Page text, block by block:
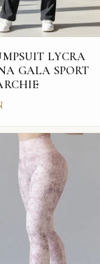
LYCRA
GALA SPORT